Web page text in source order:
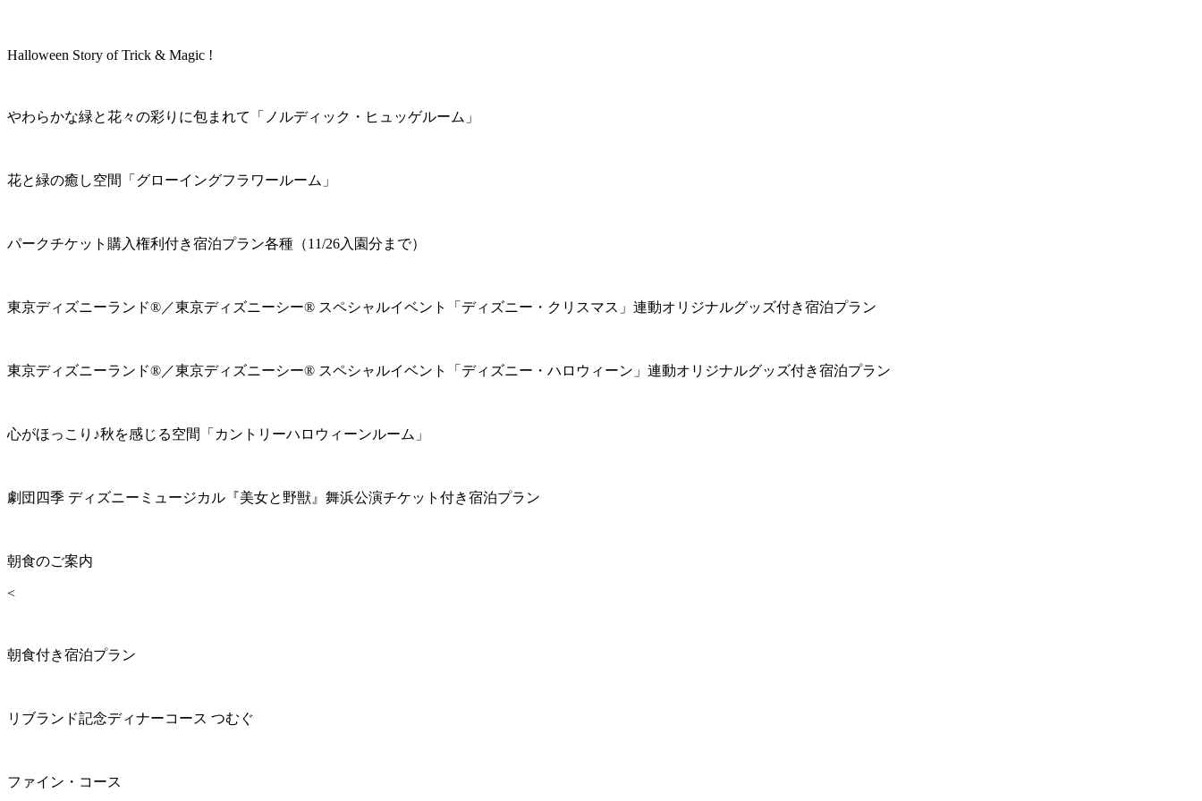
Halloween Story of Trick & Magic !
やわらかな緑と花々の彩りに包まれて「ノルディック・ヒュッゲルーム」
花と緑の癒し空間「グローイングフラワールーム」
パークチケット購入権利付き宿泊プラン各種（11/26入園分まで）
東京ディズニーランド®／東京ディズニーシー® スペシャルイベント「ディズニー・クリスマス」連動オリジナルグッズ付き宿泊プラン
東京ディズニーランド®／東京ディズニーシー® スペシャルイベント「ディズニー・ハロウィーン」連動オリジナルグッズ付き宿泊プラン
心がほっこり♪秋を感じる空間「カントリーハロウィーンルーム」
劇団四季 ディズニーミュージカル『美女と野獣』舞浜公演チケット付き宿泊プラン
朝食のご案内
<
朝食付き宿泊プラン
リブランド記念ディナーコース つむぐ
ファイン・コース